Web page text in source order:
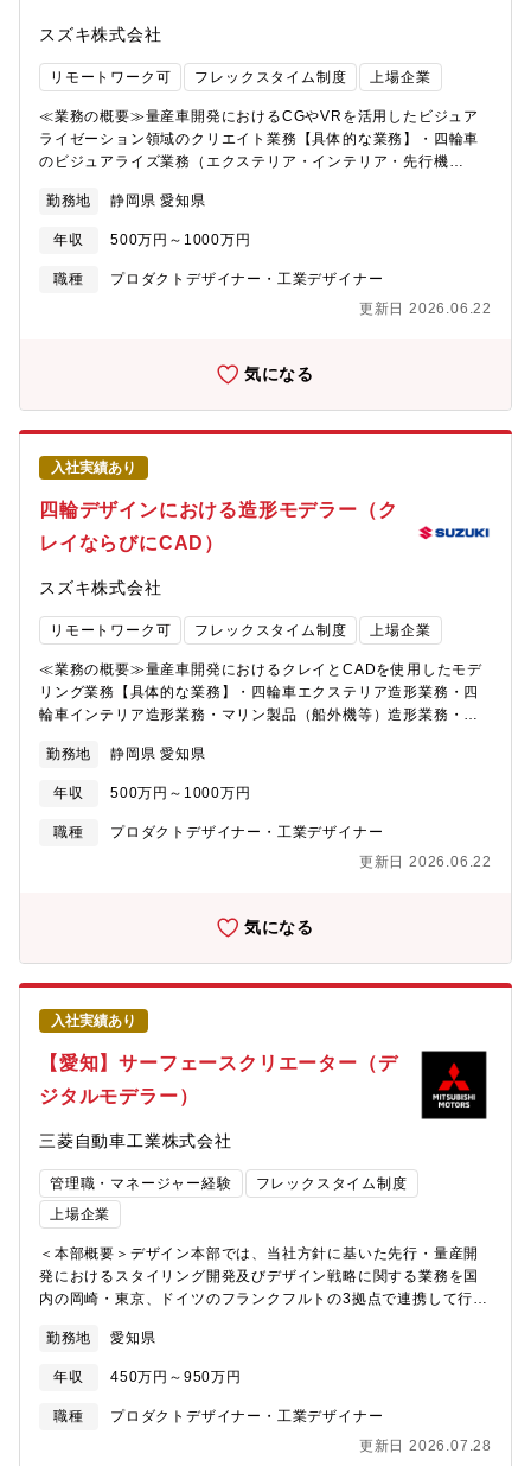
ユーザーインターフェースを実現できる開発体制です。世界中の
方々に価値あるインターフェースを届けるものづくり/ことづくり
の醍醐味を味わえます。≪必須となるTOEICスコア・語学力水準
≫・弊社デザイン部では海外拠点としてイタリア、インドがあり
ます。その現地デザイナーやモデラ―、または設計者とのコミュ
ニケ―ションが必要となります。≪求める人物像≫「素直な
人。 チーム貢献できる人。 解決力をもつ人。」・お客様の声
率直なコミュニケーションが取れる人・物事をまっすぐに捉え、
って調整可≪入社後の教育体制/フォロー体制≫本社（浜松）四輪
デザイン部アイデア開発課へ配属となります。導入教育後、弊社
のブランドやデザイン方針を学んでいただき、経験やスキルに応
た、開発初期からデザインコンセプトを定める取り組みや、進化
が著しい生成AIを組み込んだ新しいデザインプロセス構築のトラ
イ＆エラーにも、クリエイティブな組織の一員として携わってい
ただきます。将来的には、デジタルモデラーを牽引する開発責任
るデザイン拠点に配置転換の可能性あり≪キャリアプラン≫【役
す。ご自身のデザイン能力が優れていることはもちろんですが、
会社の定める英語能力や素質などの条件が揃えば、キャリアアッ
長・やりがいにつながります。また新たなチャレンジに対しても
事のやりがい≫アイデアを一案にまとめるまでの初期ステージを
数のチームでアイデアをカタチにしていきます。枠に縛られない
自由な発想や柔軟なプロセスを大切にし、活発なブレストや日々
のコミュニケーションの中でアイデアを育てています。若手が多
く、挑戦の機会が豊富、OJTも充実しており、スキルや経験に応
じて着実に成長できる環境です。チームでのチャレンジを楽しみ
ながら、日々ユニークな価値ある製品をカタチにすることができ
ます。≪必須となるTOEICスコア・語学力水準≫・弊社デザイン
部では海外拠点としてイタリア、インドがあります。その現地デ
ザイナーやモデラ―、または設計者とのコミュニケ―ションが必
要となります。≪求める人物像≫「素直な人。 チーム貢献でき
えることができる人・他者の考えを認め、率直なコミュニケーシ
る発想をもとに、実行できる人
スズキ株式会社
リモートワーク可 フレックスタイム制度 上場企業
≪業務の概要≫量産車開発におけるCGやVRを活用したビジュア
ライゼーション領域のクリエイト業務【具体的な業務】・四輪車
のビジュアライズ業務（エクステリア・インテリア・先行機
ティやマリン製品のビジュアライズ業務確認と承認プロセスの中
で、デザインの魅力を伝達するビジュアライゼーション業務（動
画／静止画制作）全般を担当していただきます。その中で、
Unreal Engineを初めとした各デジタルソフトウェアを用い、環
だきます。≪採用背景≫これからますますグローバルな成長を見
い、外部からの視点を期待しています。いわゆるタコツボにはま
らないためにも、ご自身が経験した外部からの視点で活発な意見
を求めています。≪部門のミッション、ビジョン≫スズキの四輪
デザイン部が目指している事は、期待を超えるデザインです！そ
れを称して「凸するデザイン」と呼んでいます。お客様に「お
っ、コレ！コレ！」と共感いただけるお客様の期待を超えた凸す
るデザインを発信していきたいと日々考えています。≪配属部署
≫・配属される部門名称：商品企画本部 四輪デザイン部・配属
拠点：本社・就業時間：8:45~17:30・フレックス適用：有・在宅
体制≫本社（浜松）四輪デザイン部アイデア開発課に配属となり
ます。導入教育後、弊社のブランドやデザイン方針を学んでいた
だき、経験やスキルに応じ、早い段階で即戦力として活躍するこ
定める取り組みや、進化が著しい生成AIを組み込んだ新しいデザ
インプロセス構築のトライ＆エラーにも、クリエイティブな組織
の一員として携わっていただきます。将来的にはCGクリエイター
を牽引する開発責任者（リーダー）としての活躍を期待します。
ャリアプラン≫【役職】係長、将来的に管理職へとキャリアアッ
はもちろんですが、会社の定める英語能力や素質などの条件が揃
えば、キャリアアップは可能です。【キャリアプラン】スズキで
ャレンジに対しても推奨しています。【環境】 基本は本社勤務で
での初期フェーズを担当し、課内のデザイナーやデジタルモデラ
す。スズキ四輪デザイン部では、デザイン開発の確認・承認プロ
セスに加え、プロモーションやリクルート業務など多目的にCGと
VRの活用を推進し、開発の効率化とコミュニケーションの活性化
に取り組んでいます。CGクリエイターは、カタチの魅力を対外的
に伝えるだけでなく、コンセプトやデザインテーマの世界観、ス
トーリー、使用シーンをCGを通して表現することで、デザインの
プレゼンスとチームの発想力向上において重要な役割を担いま
す。手法が多岐にわたり自由度があるからこそ、自身が考える表
現やプロセスに全力で取り組むことができます。≪必須となる
TOEICスコア・語学力水準≫・同社デザイン部では海外拠点とし
てイタリア、インドがあります。その現地デザイナーやモデラ
求める人物像≫「素直な人。 チーム貢献できる人。 解決力を
人・他者の考えを認め、率直なコミュニケーションが取れる人・
実行できる人
勤務地 静岡県 愛知県
年収 500万円～1000万円
職種
プロダクトデザイナー・工業デザイナー
更新日 2026.06.22
気になる
入社実績あり
四輪デザインにおける造形モデラー（ク
レイならびにCAD）
スズキ株式会社
リモートワーク可 フレックスタイム制度 上場企業
≪業務の概要≫量産車開発におけるクレイとCADを使用したモデ
リング業務【具体的な業務】・四輪車エクステリア造形業務・四
輪車インテリア造形業務・マリン製品（船外機等）造形業務・電
にするスケールモデル製作から、設計要件を盛り込んだラフCAD
データ作成、1/1クレイモデル製作を経て、量産金型に反映される
最終CADデータ作成まで、量産デザイン開発における全ステージ
のクレイ・CAD双方を使用した造形業務を担当していただきま
中で、スズキのみで成長したモデラ―では持ちえない、外部から
も、ご自身が経験した外部からの視点で活発な意見を求めていま
す。≪部門のミッション、ビジョン≫スズキの四輪デザイン部が
目指している事は、期待を超えるデザインです！それを称して
「凸するデザイン」と呼んでいます。お客様に「おっ、コレ！コ
レ！」と共感いただけるお客様の期待を超えた凸するデザインを
発信していきたいと日々考えています。≪配属部署≫・配属され
る部門名称：商品企画本部 四輪デザイン部・配属拠点：本社・
就業時間：8:45~17:30・在宅勤務利用状況：業務によって調整可
≪入社後の教育体制/フォロー体制≫本社（浜松）四輪デザイン部
造形課へ配属となります。入社後の導入教育やNXのオペレーショ
ンについては短期間の教育プログラムを用意しております。導入
教育後は四輪車エクステリアもしくはインテリアのモデラーチー
ムに所属いただき、量産開発において即戦力として活躍いただき
ます。適性を見極めエクステリア、インテリアの配属を決めさせ
ていただきますが、希望がありましたら考慮いたします。マリン
製品や電動モビリティについては不定期業務のため、エクステリ
ア、インテリアチームの双方で適宜担当しています。経験値や後
進の育成能力に応じて、開発責任者（リーダー）を担っていただ
社の定めるデザイン拠点に配置転換の可能性あり≪キャリアプラ
ン≫【役職】係長、将来的に管理職へとキャリアアップすること
ですが、会社の定める英語能力や素質などの条件が揃えば、キャ
リアアップは可能です。【キャリアプラン】スズキでは比較的に
勤務地 静岡県 愛知県
年収 500万円～1000万円
職種
プロダクトデザイナー・工業デザイナー
更新日 2026.06.22
気になる
入社実績あり
【愛知】サーフェースクリエーター（デ
ジタルモデラー）
三菱自動車工業株式会社
管理職・マネージャー経験
フレックスタイム制度
上場企業
＜本部概要＞デザイン本部では、当社方針に基いた先行・量産開
発におけるスタイリング開発及びデザイン戦略に関する業務を国
内の岡崎・東京、ドイツのフランクフルトの3拠点で連携して行っ
当社中期経営計画でのデザイン開発を遂行するために必要な人員
を採用する。アライアンスおよび国内外の協力会社と連携したデ
ザイン開発をリーダーもしくは将来リーダー候補として遂行する
人材を強化する。＜部署の役割＞・ブランド強化に向けたデザイ
ン企画立案業務・先行、量産車デザイン開発のプロジェクトマネ
勤務地 愛知県
年収 450万円～950万円
職種
プロダクトデザイナー・工業デザイナー
更新日 2026.07.28